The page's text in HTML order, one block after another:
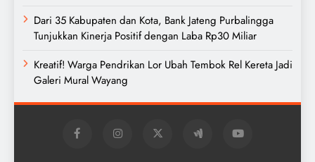
Dari 35 Kabupaten dan Kota, Bank Jateng Purbalingga
Tunjukkan Kinerja Positif dengan Laba Rp30 Miliar
Kreatif! Warga Pendrikan Lor Ubah Tembok Rel Kereta Jadi
Galeri Mural Wayang